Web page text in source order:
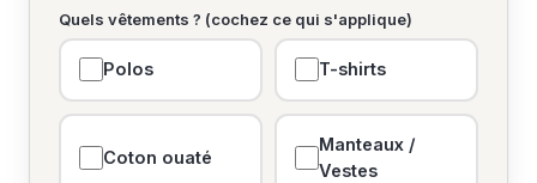
Quels vêtements ? (cochez ce qui s'applique)
Polos T-shirts
Coton ouaté
Manteaux /
Vestes